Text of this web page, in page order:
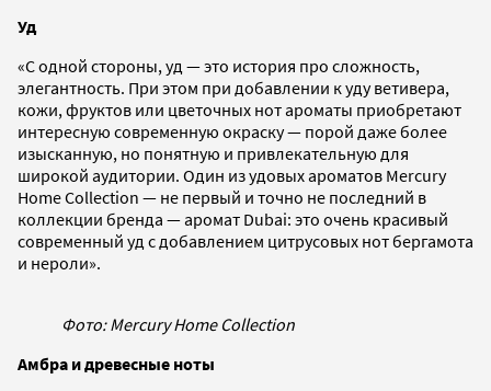
Уд
«С одной стороны, уд — это история про сложность,
элегантность. При этом при добавлении к уду ветивера,
кожи, фруктов или цветочных нот ароматы приобретают
интересную современную окраску — порой даже более
изысканную, но понятную и привлекательную для
широкой аудитории. Один из удовых ароматов Mercury
Home Collection — не первый и точно не последний в
коллекции бренда — аромат Dubai: это очень красивый
современный уд с добавлением цитрусовых нот бергамота
и нероли».
Фото: Mercury Home Collection
Амбра и древесные ноты